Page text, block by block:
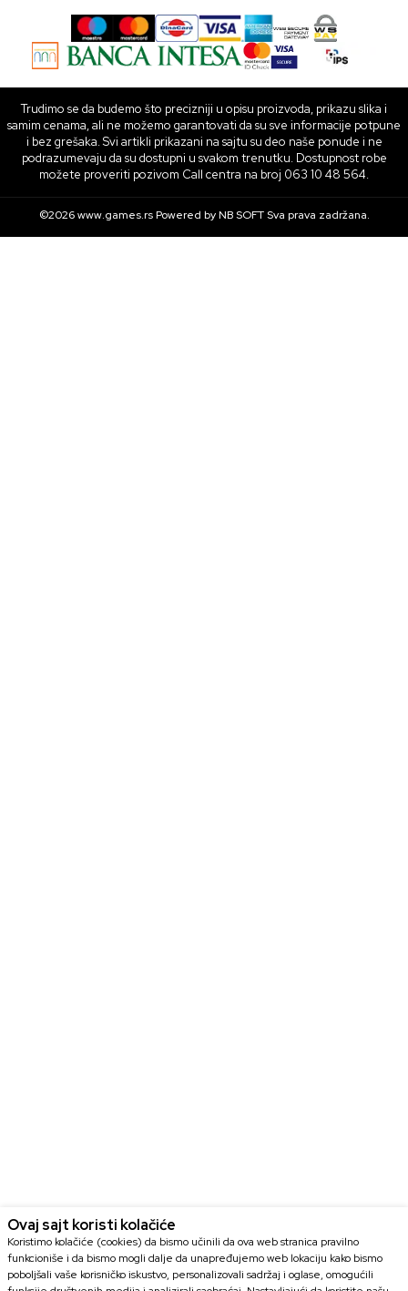
Trudimo se da budemo što precizniji u opisu proizvoda, prikazu slika i
samim cenama, ali ne možemo garantovati da su sve informacije potpune
i bez grešaka. Svi artikli prikazani na sajtu su deo naše ponude i ne
podrazumevaju da su dostupni u svakom trenutku. Dostupnost robe
možete proveriti pozivom Call centra na broj 063 10 48 564.
©2026www.games.rs Powered byNB SOFTSva prava zadržana.
Ovaj sajt koristi kolačiće
Koristimo kolačiće (cookies) da bismo učinili da ova web stranica pravilno
funkcioniše i da bismo mogli dalje da unapređujemo web lokaciju kako bismo
poboljšali vaše korisničko iskustvo, personalizovali sadržaj i oglase, omogućili